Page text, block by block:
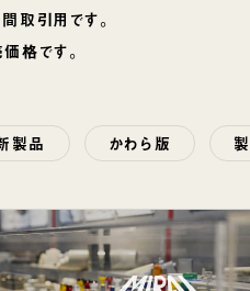
取引用です。
格です。
製品 かわら版